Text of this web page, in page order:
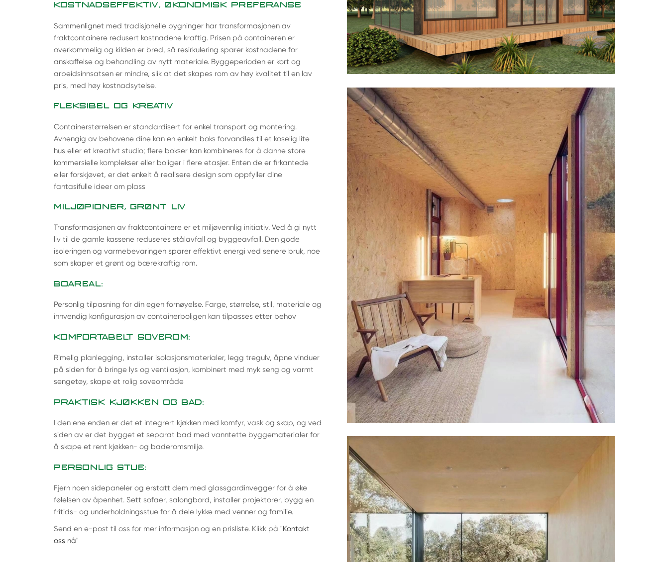
KOSTNADSEFFEKTIV, ØKONOMISK PREFERANSE
Sammenlignet med tradisjonelle bygninger har transformasjonen av
fraktcontainere redusert kostnadene kraftig. Prisen på containeren er
overkommelig og kilden er bred, så resirkulering sparer kostnadene for
anskaffelse og behandling av nytt materiale. Byggeperioden er kort og
arbeidsinnsatsen er mindre, slik at det skapes rom av høy kvalitet til en lav
pris, med høy kostnadsytelse.
FLEKSIBEL OG KREATIV
Containerstørrelsen er standardisert for enkel transport og montering.
Avhengig av behovene dine kan en enkelt boks forvandles til et koselig lite
hus eller et kreativt studio; flere bokser kan kombineres for å danne store
kommersielle komplekser eller boliger i flere etasjer. Enten de er firkantede
eller forskjøvet, er det enkelt å realisere design som oppfyller dine
fantasifulle ideer om plass
MILJØPIONER, GRØNT LIV
Transformasjonen av fraktcontainere er et miljøvennlig initiativ. Ved å gi nytt
liv til de gamle kassene reduseres stålavfall og byggeavfall. Den gode
isoleringen og varmebevaringen sparer effektivt energi ved senere bruk, noe
som skaper et grønt og bærekraftig rom.
BOAREAL:
Personlig tilpasning for din egen fornøyelse. Farge, størrelse, stil, materiale og
innvendig konfigurasjon av containerboligen kan tilpasses etter behov
KOMFORTABELT SOVEROM:
Rimelig planlegging, installer isolasjonsmaterialer, legg tregulv, åpne vinduer
på siden for å bringe lys og ventilasjon, kombinert med myk seng og varmt
sengetøy, skape et rolig soveområde
PRAKTISK KJØKKEN OG BAD:
I den ene enden er det et integrert kjøkken med komfyr, vask og skap, og ved
siden av er det bygget et separat bad med vanntette byggematerialer for
å skape et rent kjøkken- og baderomsmiljø.
PERSONLIG STUE:
Fjern noen sidepaneler og erstatt dem med glassgardinvegger for å øke
følelsen av åpenhet. Sett sofaer, salongbord, installer projektorer, bygg en
fritids- og underholdningsstue for å dele lykke med venner og familie.
Send en e-post til oss for mer informasjon og en prisliste. Klikk på "Kontakt
oss nå"